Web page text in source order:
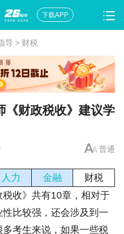
下载APP
导 > 财税
《财政税收》建议学
普通
人力 金融
财税
收》共有10章，相对于
比较强，还会涉及到一
考生来说，如果一些税